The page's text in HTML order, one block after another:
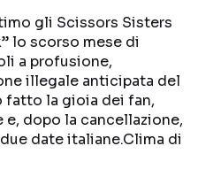
social
gli Scissors Sisters
lo scorso mese di
a profusione,
illegale anticipata del
fatto la gioia dei fan,
dopo la cancellazione,
date italiane.Clima di